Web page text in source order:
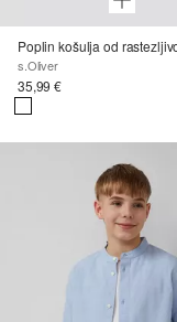
s.Oliver
35,99 €